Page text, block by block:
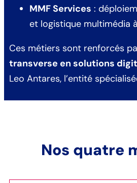
MMF Services :
et logistique multimédia
Ces métiers sont renforcés
transverse en solutions
Leo Antares, l’entité
Nos quatre